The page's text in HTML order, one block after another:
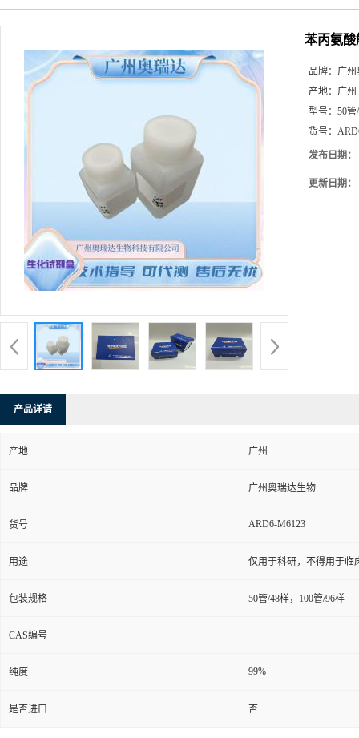
苯丙氨
品牌： 广州
产地： 广州
型号： 50管
货号：
发布日期：
更新日期：
产品详请
产地 广州
品牌 广州奥瑞达生物
货号 ARD6-M6123
用途 仅用于科研，不得用于临
包装规格 50管/48样，100管/96样
CAS编号
纯度 99%
是否进口 否